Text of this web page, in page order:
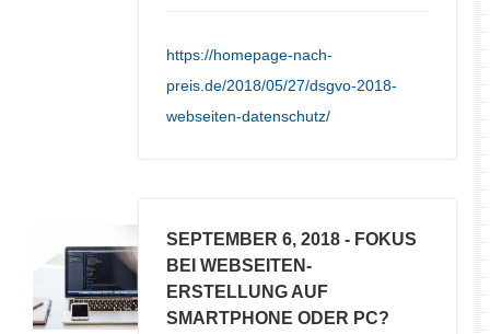
https://homepage-nach-
preis.de/2018/05/27/dsgvo-2018-
webseiten-datenschutz/
SEPTEMBER 6, 2018 - FOKUS
BEI WEBSEITEN-
ERSTELLUNG AUF
SMARTPHONE ODER PC?